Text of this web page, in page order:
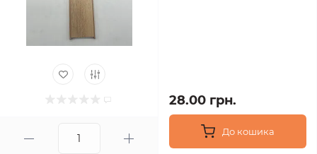
28.00 грн.
До кошика